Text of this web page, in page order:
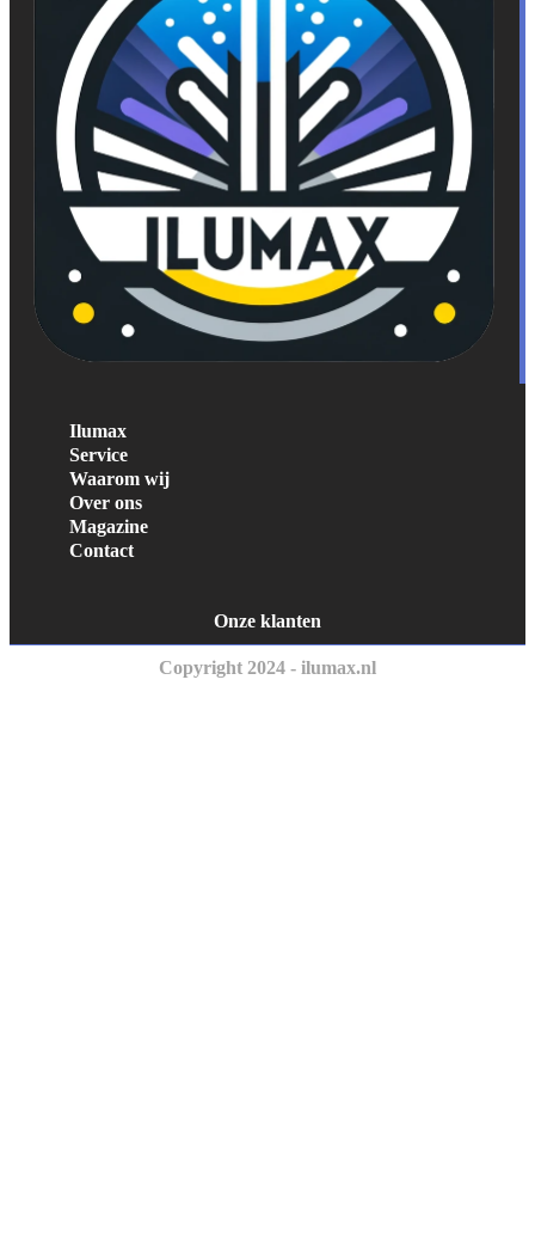
Ilumax
Service
Waarom wij
Over ons
Magazine
Contact
Onze klanten
Copyright 2024 - ilumax.nl